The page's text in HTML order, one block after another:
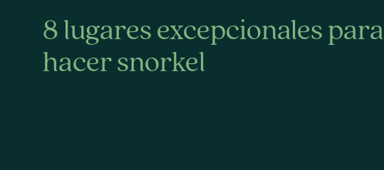
8 lugares excepcionales para
hacer snorkel